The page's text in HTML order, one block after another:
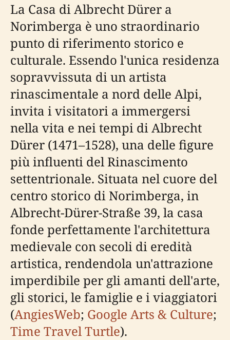
La Casa di Albrecht Dürer a
Norimberga è uno straordinario
punto di riferimento storico e
culturale. Essendo l'unica residenza
sopravvissuta di un artista
rinascimentale a nord delle Alpi,
invita i visitatori a immergersi
nella vita e nei tempi di Albrecht
Dürer (1471–1528), una delle figure
più influenti del Rinascimento
settentrionale. Situata nel cuore del
centro storico di Norimberga, in
Albrecht-Dürer-Straße 39, la casa
fonde perfettamente l'architettura
medievale con secoli di eredità
artistica, rendendola un'attrazione
imperdibile per gli amanti dell'arte,
gli storici, le famiglie e i viaggiatori
(AngiesWeb; Google Arts & Culture;
Time Travel Turtle).